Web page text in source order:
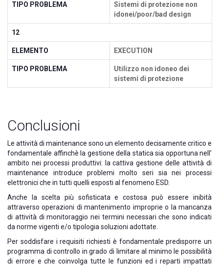
TIPO PROBLEMA
Sistemi di protezione non
idonei/poor/bad design
12
ELEMENTO EXECUTION
TIPO PROBLEMA
Utilizzo non idoneo dei
sistemi di protezione
Conclusioni
Le attività di maintenance sono un elemento decisamente critico e
fondamentale affinchè la gestione della statica sia opportuna nell’
ambito nei processi produttivi: la cattiva gestione delle attività di
maintenance introduce problemi molto seri sia nei processi
elettronici che in tutti quelli esposti al fenomeno ESD.
Anche la scelta più sofisticata e costosa può essere inibità
attraverso operazioni di mantenimento improprie o la mancanza
di attività di monitoraggio nei termini necessari che sono indicati
da norme vigenti e/o tipologia soluzioni adottate.
Per soddisfare i requisiti richiesti è fondamentale predisporre un
programma di controllo in grado di limitare al minimo le possibilità
di errore e che coinvolga tutte le funzioni ed i reparti impattati